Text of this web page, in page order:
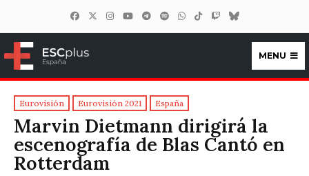
ESCplus España
MENU
Eurovisión Eurovisión 2021 España
Marvin Dietmann dirigirá la
escenografía de Blas Cantó en
Rotterdam